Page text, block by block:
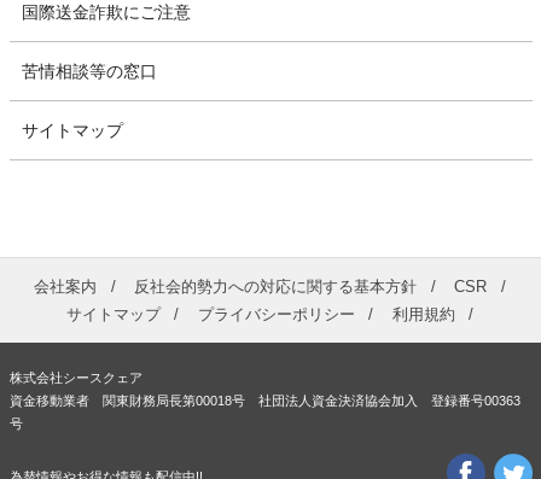
国際送金詐欺にご注意
苦情相談等の窓口
サイトマップ
会社案内 反社会的勢力への対応に関する基本方針
CSR
サイトマップ
プライバシーポリシー 利用規約
株式会社シースクェア
資金移動業者 関東財務局長第00018号 社団法人資金決済協会加入 登録番号00363
号